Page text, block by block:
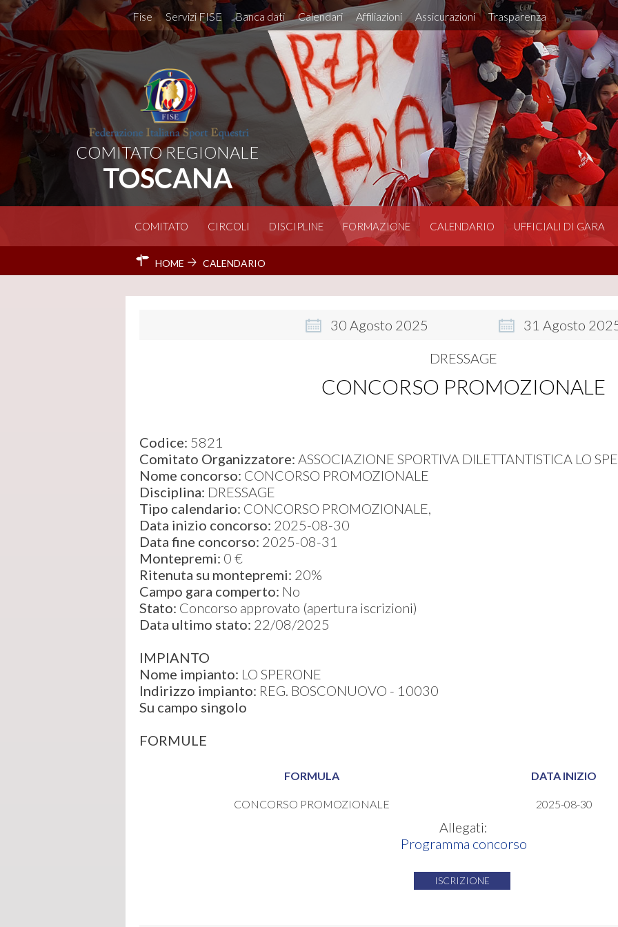
Fise Servizi FISE Banca dati Calendari Affiliazioni Assicurazioni Trasparenza
COMITATO REGIONALE
TOSCANA
COMITATO CIRCOLI DISCIPLINE FORMAZIONE CALENDARIO UFFICIALI DI GARA
HOME CALENDARIO
30 Agosto 2025 31 Agosto
CONCORSO PROMOZIONALE
Codice: 5821
Comitato Organizzatore: ASSOCIAZIONE SPORTIVA DILETTANTISTICA LO
Nome concorso: CONCORSO PROMOZIONALE
Disciplina: DRESSAGE
Tipo calendario: CONCORSO PROMOZIONALE,
Data inizio concorso: 2025-08-30
Data fine concorso: 2025-08-31
Montepremi: 0 €
Ritenuta su montepremi: 20%
Campo gara comperto: No
Stato: Concorso approvato (apertura iscrizioni)
Data ultimo stato: 22/08/2025
IMPIANTO
Nome impianto: LO SPERONE
Indirizzo impianto: REG. BOSCONUOVO - 10030
Su campo singolo
FORMULE
FORMULA DATA INIZIO
CONCORSO PROMOZIONALE 2025-08-30
Allegati:
Programma concorso
ISCRIZIONE
DRESSAGE